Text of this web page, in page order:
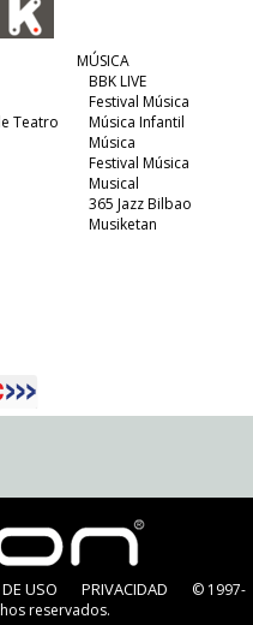
Teatro
MÚSICA
BBK LIVE
Festival Música
Música Infantil
Música
Festival Música
Musical
365 Jazz Bilbao
Musiketan
USO PRIVACIDAD
© 1997-
reservados.